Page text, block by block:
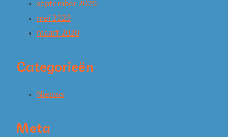
september 2020
mei 2020
maart 2020
Categorieën
Nieuws
Meta